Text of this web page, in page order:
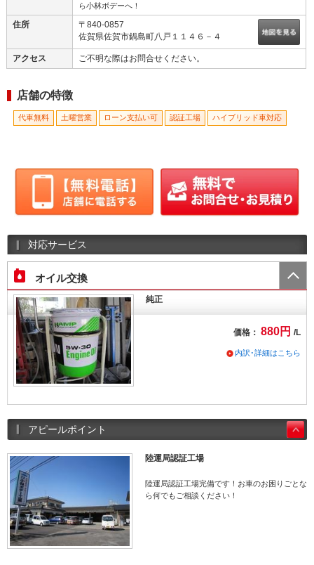
ら小林ボデーへ！
住所
〒840-0857
佐賀県佐賀市鍋島町八戸１１４６－４
アクセス ご不明な際はお問合せください。
店舗の特徴
代車無料 土曜営業 ローン支払い可 認証工場 ハイブリッド車対応
対応サービス
オイル交換
純正
価格： 880円 /L
内訳･詳細はこちら
アピールポイント
陸運局認証工場
陸運局認証工場完備です！お車のお困りごとな
ら何でもご相談ください！